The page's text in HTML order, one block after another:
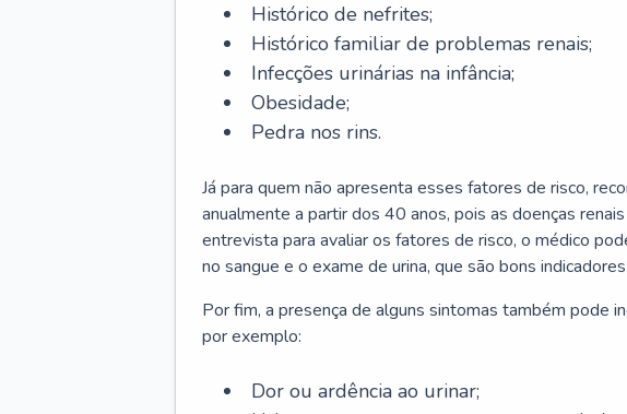
Histórico de nefrites;
Histórico familiar de problemas renais;
Infecções urinárias na infância;
Obesidade;
Pedra nos rins.
Já para quem não apresenta esses fatores de risco,
anualmente a partir dos 40 anos, pois as doenças
entrevista para avaliar os fatores de risco, o médico
no sangue e o exame de urina, que são bons
Por fim, a presença de alguns sintomas também pode
por exemplo:
Dor ou ardência ao urinar;